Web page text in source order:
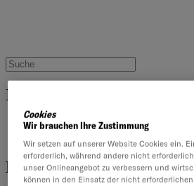
Inhalte filtern
Artikel
Hybride Teams
Cookies
Wir brauchen Ihre Zustimmung
Wir setzen auf unserer Website Cookies ein.
erforderlich, während andere nicht
unser Onlineangebot zu verbessern und
können in den Einsatz der nicht